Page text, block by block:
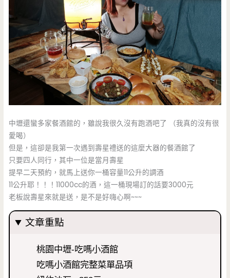
中壢還蠻多家餐酒館的，雖說我很久沒有跑酒吧了 （我真的沒有很
愛喝）
但是，這卻是我第一次遇到壽星禮送的這麼大器的餐酒館了
只要四人同行，其中一位是當月壽星
提早二天預約，就馬上送你一桶容量11公升的調酒
11公升耶！！！11000cc的酒，這一桶現場訂的話要3000元
老板說壽星來就是送，是不是好嗨心啊~~~
文章重點
桃園中壢-吃嗎小酒館
吃嗎小酒館完整菜單品項